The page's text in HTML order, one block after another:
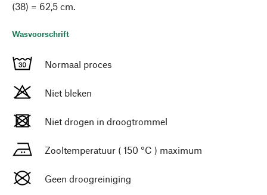
(38) = 62,5 cm.
Wasvoorschrift
Normaal proces
Niet bleken
Niet drogen in droogtrommel
Zooltemperatuur ( 150 °C ) maximum
Geen droogreiniging